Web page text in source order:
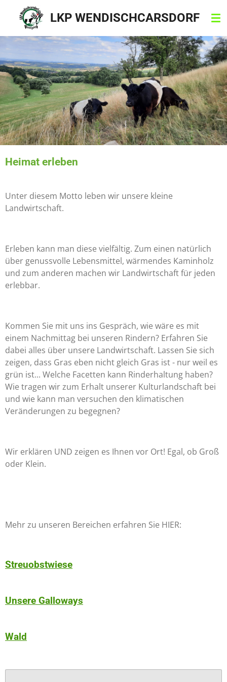
Zum
Hauptinhalt
springen
LKP WENDISCHCARSDORF
Heimat erleben
Unter diesem Motto leben wir unsere kleine
Landwirtschaft.
Erleben kann man diese vielfältig. Zum einen natürlich
über genussvolle Lebensmittel, wärmendes Kaminholz
und zum anderen machen wir Landwirtschaft für jeden
erlebbar.
Kommen Sie mit uns ins Gespräch, wie wäre es mit
einem Nachmittag bei unseren Rindern? Erfahren Sie
dabei alles über unsere Landwirtschaft. Lassen Sie sich
zeigen, dass Gras eben nicht gleich Gras ist - nur weil es
grün ist... Welche Facetten kann Rinderhaltung haben?
Wie tragen wir zum Erhalt unserer Kulturlandschaft bei
und wie kann man versuchen den klimatischen
Veränderungen zu begegnen?
Wir erklären UND zeigen es Ihnen vor Ort! Egal, ob Groß
oder Klein.
Mehr zu unseren Bereichen erfahren Sie HIER:
Streuobstwiese
Unsere Galloways
Wald